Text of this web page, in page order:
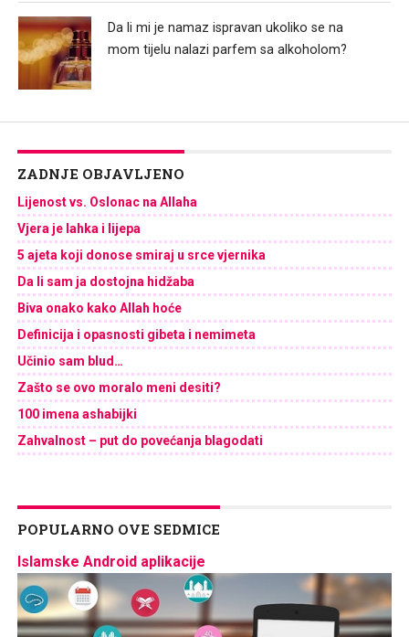
Da li mi je namaz ispravan ukoliko se na
mom tijelu nalazi parfem sa alkoholom?
ZADNJE OBJAVLJENO
Lijenost vs. Oslonac na Allaha
Vjera je lahka i lijepa
5 ajeta koji donose smiraj u srce vjernika
Da li sam ja dostojna hidžaba
Biva onako kako Allah hoće
Definicija i opasnosti gibeta i nemimeta
Učinio sam blud…
Zašto se ovo moralo meni desiti?
100 imena ashabijki
Zahvalnost – put do povećanja blagodati
POPULARNO OVE SEDMICE
Islamske Android aplikacije